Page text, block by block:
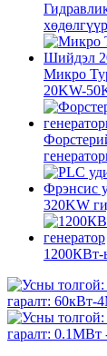
Микро
20KW-
320KW
1200КВт-